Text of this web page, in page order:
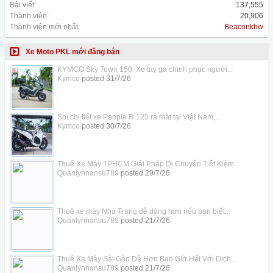
Bài viết:
137,555
Thành viên:
20,906
Thành viên mới nhất:
Beaconkbw
Xe Moto PKL mới đăng bán
KYMCO Sky Town 150: Xe tay ga chinh phục người...
Kymco posted 31/7/26
Soi chi tiết xe People R 125 ra mắt tại Việt Nam,...
Kymco posted 30/7/26
Thuê Xe Máy TPHCM Giải Pháp Di Chuyển Tiết Kiệm
Quanlynhansu789 posted 29/7/26
Thuê xe máy Nha Trang dễ dàng hơn nếu bạn biết...
Quanlynhansu789 posted 21/7/26
Thuê Xe Máy Sài Gòn Dễ Hơn Bao Giờ Hết Với Dịch...
Quanlynhansu789 posted 21/7/26